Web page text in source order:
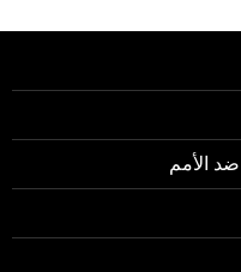
الأمم